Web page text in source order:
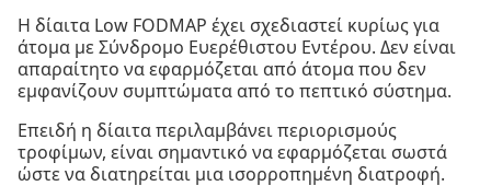
Η δίαιτα Low FODMAP έχει σχεδιαστεί κυρίως για
άτομα με Σύνδρομο Ευερέθιστου Εντέρου. Δεν είναι
απαραίτητο να εφαρμόζεται από άτομα που δεν
εμφανίζουν συμπτώματα από το πεπτικό σύστημα.
Επειδή η δίαιτα περιλαμβάνει περιορισμούς
τροφίμων, είναι σημαντικό να εφαρμόζεται σωστά
ώστε να διατηρείται μια ισορροπημένη διατροφή.